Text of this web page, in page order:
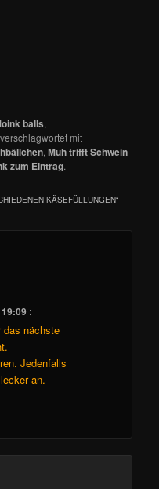
balls,
mit
,Muh trifft Schwein
zum Eintrag.
KÄSEFÜLLUNGEN“
:
das nächste
Jedenfalls
an.